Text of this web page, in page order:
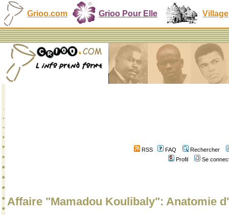
Grioo.com Grioo Pour Elle Village
RSS FAQ
Rechercher
Profil
Se
Affaire "Mamadou Koulibaly": Anatomie